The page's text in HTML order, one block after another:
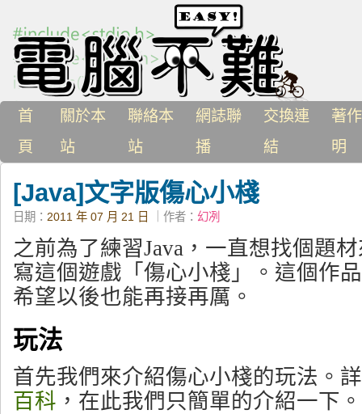
首
頁
關於本
站
聯絡本
站
網誌聯
播
交換連
結
著
明
[Java]文字版傷心小棧
日期： 2011 年 07 月 21 日 ｜作者： 幻冽
之前為了練習Java，一直想找個題
寫這個遊戲「傷心小棧」。這個作
希望以後也能再接再厲。
玩法
首先我們來介紹傷心小棧的玩法。
百科 ，在此我們只簡單的介紹一下。